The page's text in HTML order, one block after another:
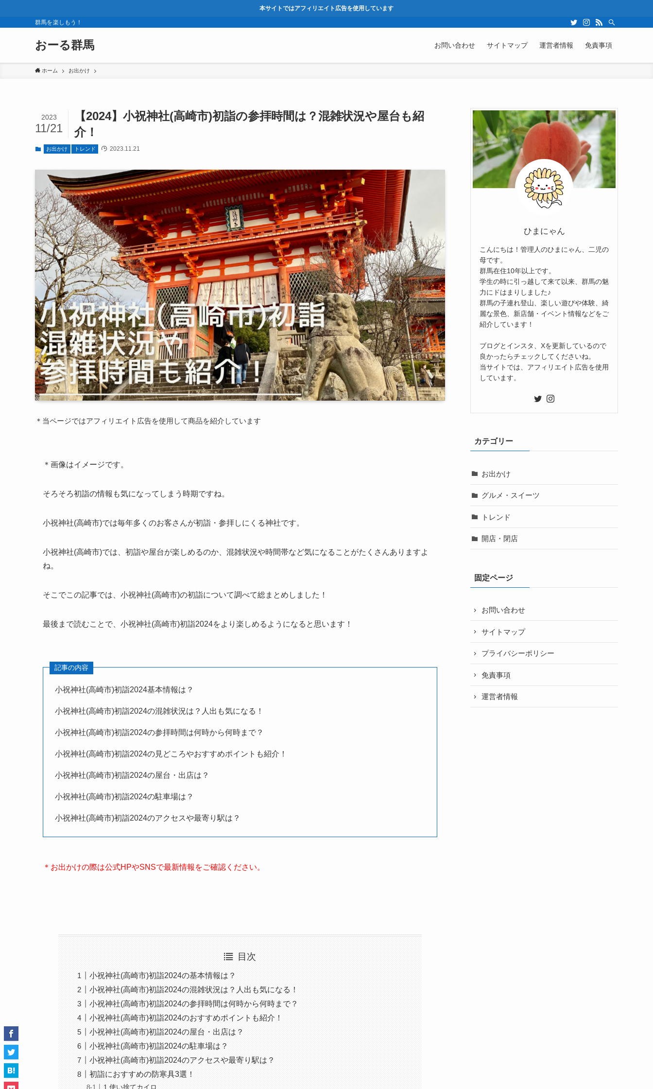
本サイトではアフィリエイト広告を使用しています
群馬を楽しもう！
おーる群馬 お問い合わせ サイトマップ 運営者情報 免責事項
ホーム お出かけ
【2024】小祝神社(高崎市)初詣の参拝時間は？混雑状況や屋台も紹
介！
2023
11/21
お出かけ トレンド 2023.11.21
＊当ページではアフィリエイト広告を使用して商品を紹介しています
＊画像はイメージです。
そろそろ初詣の情報も気になってしまう時期ですね。
小祝神社(高崎市)では毎年多くのお客さんが初詣・参拝しにくる神社です。
小祝神社(高崎市)では、初詣や屋台が楽しめるのか、混雑状況や時間帯など気になることがたくさんありますよ
ね。
そこでこの記事では、小祝神社(高崎市)の初詣について調べて総まとめしました！
最後まで読むことで、小祝神社(高崎市)初詣2024をより楽しめるようになると思います！
記事の内容
小祝神社(高崎市)初詣2024基本情報は？
小祝神社(高崎市)初詣2024の混雑状況は？人出も気になる！
小祝神社(高崎市)初詣2024の参拝時間は何時から何時まで？
小祝神社(高崎市)初詣2024の見どころやおすすめポイントも紹介！
小祝神社(高崎市)初詣2024の屋台・出店は？
小祝神社(高崎市)初詣2024の駐車場は？
小祝神社(高崎市)初詣2024のアクセスや最寄り駅は？
＊お出かけの際は公式HPやSNSで最新情報をご確認ください。
目次
小祝神社(高崎市)初詣2024の基本情報は？
小祝神社(高崎市)初詣2024の混雑状況は？人出も気になる！
小祝神社(高崎市)初詣2024の参拝時間は何時から何時まで？
小祝神社(高崎市)初詣2024のおすすめポイントも紹介！
小祝神社(高崎市)初詣2024の屋台・出店は？
小祝神社(高崎市)初詣2024の駐車場は？
小祝神社(高崎市)初詣2024のアクセスや最寄り駅は？
初詣におすすめの防寒具3選！
1.使い捨てカイロ
ひまにゃん
こんにちは！管理人のひまにゃん、二児の
母です。
群馬在住10年以上です。
学生の時に引っ越して来て以来、群馬の魅
力にドはまりしました♪
群馬の子連れ登山、楽しい遊びや体験、綺
麗な景色、新店舗・イベント情報などをご
紹介しています！
ブログとインスタ、Xを更新しているので
良かったらチェックしてくださいね。
当サイトでは、アフィリエイト広告を使用
しています。
カテゴリー
お出かけ
グルメ・スイーツ
トレンド
開店・閉店
固定ページ
お問い合わせ
サイトマップ
プライバシーポリシー
免責事項
運営者情報